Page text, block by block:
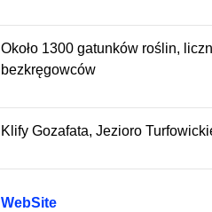
Około 1300 gatunków roślin,
bezkręgowców
Klify Gozafata, Jezioro
WebSite